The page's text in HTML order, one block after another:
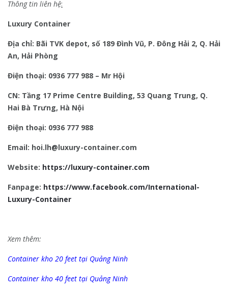
Thông tin liên hệ:
Luxury Container
Địa chỉ: Bãi TVK depot, số 189 Đình Vũ, P. Đông Hải 2, Q. Hải
An, Hải Phòng
Điện thoại: 0936 777 988 – Mr Hội
CN: Tầng 17 Prime Centre Building, 53 Quang Trung, Q.
Hai Bà Trưng, Hà Nội
Điện thoại: 0936 777 988
Email: hoi.lh@luxury-container.com
Website: https://luxury-container.com
Fanpage: https://www.facebook.com/International-
Luxury-Container
Xem thêm:
Container kho 20 feet tại Quảng Ninh
Container kho 40 feet tại Quảng Ninh